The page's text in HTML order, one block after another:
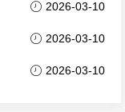
2026-03-10
2026-03-10
2026-03-10